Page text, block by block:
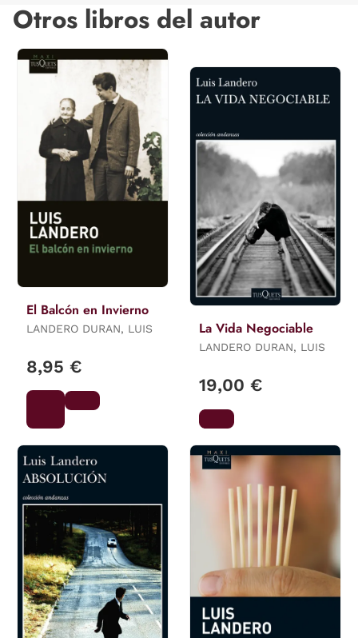
Otros libros del autor
El Balcón en Invierno
LANDERO DURAN, LUIS
8,95 €
La Vida Negociable
LANDERO DURAN, LUIS
19,00 €